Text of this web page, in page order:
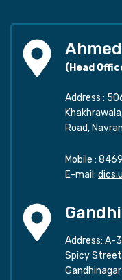
(Head
Address :
Road,
Mobile :
E-mail:
Address: A-
Spicy